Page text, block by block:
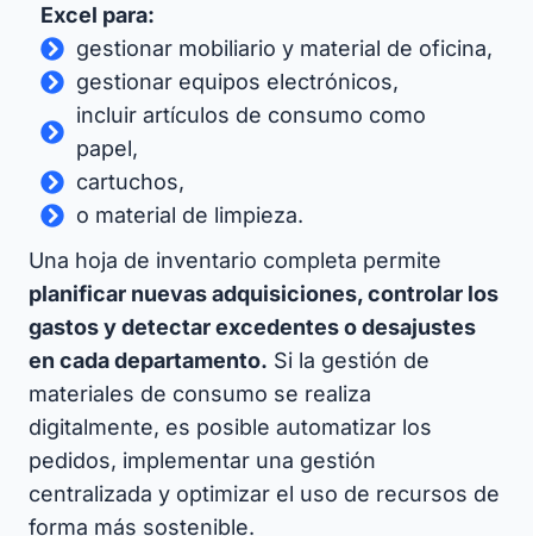
Excel para:
gestionar mobiliario y material de oficina,
gestionar equipos electrónicos,
incluir artículos de consumo como
papel,
cartuchos,
o material de limpieza.
Una hoja de inventario completa permite
planificar nuevas adquisiciones, controlar los
gastos y detectar excedentes o desajustes
en cada departamento. Si la gestión de
materiales de consumo se realiza
digitalmente, es posible automatizar los
pedidos, implementar una gestión
centralizada y optimizar el uso de recursos de
forma más sostenible.